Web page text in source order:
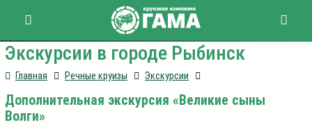
Экскурсии в городе Рыбинск
Главная Речные круизы Экскурсии
Дополнительная экскурсия «Великие сыны
Волги»